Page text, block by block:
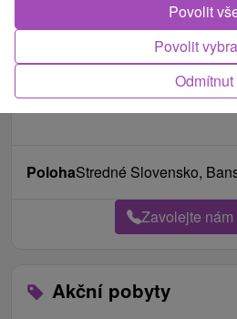
Fotografie od zákazníků+32
PolohaStredné Slovensko,
Zavolejte
Akční pobyty
Odmítnut
Povolit
Povolit